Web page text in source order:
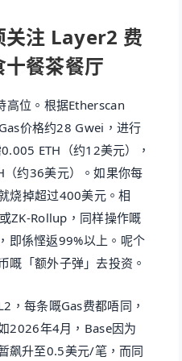
关注 Layer2 费
餐茶餐厅
高位。根据Etherscan
价格约28 Gwei，进行
ETH（约12美元），
约36美元）。如果你每
烧掉超过400美元。相
ZK-Rollup，同样操作嘅
即係悭返99%以上。呢个
嘅「额外子弹」去投资。
，每条嘅Gas费都唔同，
2026年4月，Base因为
飙升至0.5美元/笔，而同